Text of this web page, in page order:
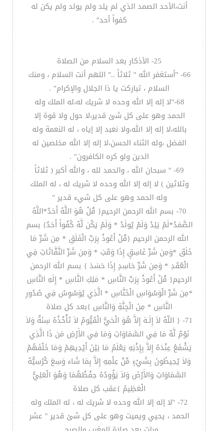
أنت،الأحد الصمد الذي لم يلد ولم يولد ولم يكن له
كفواً أحد" .
25- الأذكار بعد السلام من الصلاة
66- "أستغفر الله " ثلاثاً .." اللهم أنت السلام ، ومنك
السلام ، تباركت يا ذا الجلال والإكرام" .
68-"لا إله إلا الله وحده لا شريك له،له الملك وله
الحمد وهو على كل شئ قدير،لا حول ولا قوة إلا
بالله،لا إله إلا الله،ولا نعبد إلا إياه ، له النعمة وله
الفضل ،وله الثناء الحسن،لا إله إلا الله مخلصين له
الدين ولو كره الكافرون" .
69- " سبحان الله ، والحمد لله ، والله أكبر ( ثلاثاً
وثلاثين ) لا إله إلا الله وحده لا شريك له ، له الملك
وله الحمد وهو على كل شيء قدير "
70- بسم الله الرحمن الرحيم{ قُلْ هُوَ اللَّهُ أَحَدٌ*اللَّهُ
الصَّمَدُ*لَمْ يَلِدْ وَلَمْ يُولَدْ * وَلَمْ يَكُن لَّهُ كُفُواً أَحَدٌ} بسم
الله الرحمن الرحيم {قُلْ أَعُوذُ بِرَبِّ الْفَلَقِ * مِن شَرِّ مَا
خَلَقَ *وَمِن شَرِّ غَاسِقٍ إِذَا وَقَبَ * وَمِن شَرِّ النَّفَّاثَاتِ فِي
الْعُقَدِ * وَمِن شَرِّ حَاسِدٍ إِذَا حَسَدَ } بسم الله الرحمن
الرحيم{ قُلْ أَعُوذُ بِرَبِّ النَّاسِ * مَلِكِ النَّاسِ * إِلَهِ النَّاسِ
*مِن شَرِّ الْوَسْوَاسِ الْخَنَّاسِ * الَّذِي يُوَسْوِسُ فِي صُدُورِ
النَّاسِ * مِنَ الْجِنَّةِ وَالنَّاسِ }بعد كل صلاة
71- { اللّهُ لاَ إِلَـهَ إِلاَّ هُوَ الْحَيُّ الْقَيُّومُ لاَ تَأْخُذُهُ سِنَةٌ وَلاَ
نَوْمٌ لَّهُ مَا فِي السَّمَاوَاتِ وَمَا فِي الأَرْضِ مَن ذَا الَّذِي
يَشْفَعُ عِنْدَهُ إِلاَّ بِإِذْنِهِ يَعْلَمُ مَا بَيْنَ أَيْدِيهِمْ وَمَا خَلْفَهُمْ
وَلاَ يُحِيطُونَ بِشَيْءٍ مِّنْ عِلْمِهِ إِلاَّ بِمَا شَاء وَسِعَ كُرْسِيُّهُ
السَّمَاوَاتِ وَالأَرْضَ وَلاَ يَؤُودُهُ حِفْظُهُمَا وَهُوَ الْعَلِيُّ
الْعَظِيمُ }عقب كل صلاة
72- "لا إله إلا الله وحده لا شريك له ، له الملك وله
الحمد ، يحيي ويميت وهو على كل شئ قدير " عشر